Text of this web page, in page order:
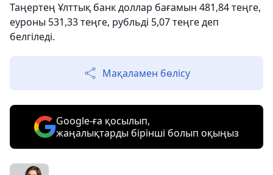
Таңертең Ұлттық банк доллар бағамын 481,84 теңге,
еуроны 531,33 теңге, рубльді 5,07 теңге деп
белгіледі.
Мақаламен бөлісу
Google-ға қосылып,
жаңалықтарды бірінші болып оқыңыз